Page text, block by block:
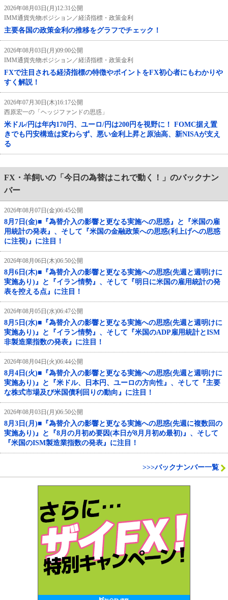
2026年08月03日(月)12:31公開
IMM通貨先物ポジション／経済指標・政策金利
主要各国の政策金利の推移をグラフでチェック！
2026年08月03日(月)09:00公開
IMM通貨先物ポジション／経済指標・政策金利
FXで注目される経済指標の特徴やポイントをFX初心者にもわかりや
すく解説！
2026年07月30日(木)16:17公開
西原宏一の「ヘッジファンドの思惑」
米ドル/円は年内170円、ユーロ/円は200円を視野に！ FOMC据え置
きでも円安構造は変わらず、悪い金利上昇と原油高、新NISAが支え
る
FX・羊飼いの「今日の為替はこれで動く！」のバックナン
バー
2026年08月07日(金)06:45公開
8月7日(金)■『為替介入の影響と更なる実施への思惑』と『米国の雇
用統計の発表』、そして『米国の金融政策への思惑(利上げへの思惑
に注視)』に注目！
2026年08月06日(木)06:50公開
8月6日(木)■『為替介入の影響と更なる実施への思惑(先週と週明けに
実施あり)』と『イラン情勢』、そして『明日に米国の雇用統計の発
表を控える点』に注目！
2026年08月05日(水)06:47公開
8月5日(水)■『為替介入の影響と更なる実施への思惑(先週と週明けに
実施あり)』と『イラン情勢』、そして『米国のADP雇用統計とISM
非製造業指数の発表』に注目！
2026年08月04日(火)06:44公開
8月4日(火)■『為替介入の影響と更なる実施への思惑(先週と週明けに
実施あり)』と『米ドル、日本円、ユーロの方向性』、そして『主要
な株式市場及び米国債利回りの動向』に注目！
2026年08月03日(月)06:50公開
8月3日(月)■『為替介入の影響と更なる実施への思惑(先週に複数回の
実施あり)』と『8月の月初め要因(本日が8月月初め最初)』、そして
『米国のISM製造業指数の発表』に注目！
>>>バックナンバー一覧